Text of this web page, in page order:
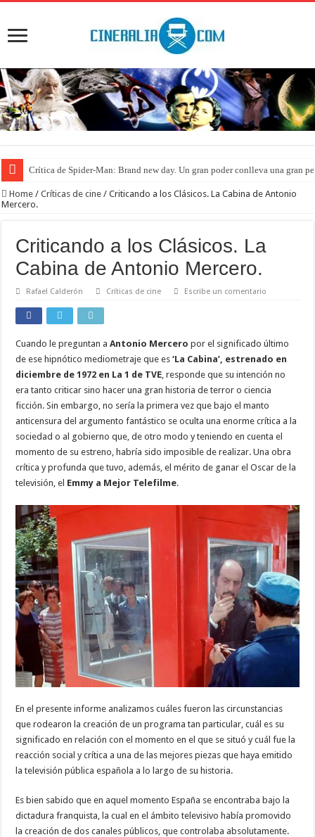
Crítica de Spider-Man: Brand new day. Un gran poder conlleva una gran
Home / Críticas de cine / Criticando a los Clásicos. La Cabina de Antonio
Mercero.
Criticando a los Clásicos. La
Cabina de Antonio Mercero.
Rafael Calderón Críticas de cine Escribe un comentario
Cuando le preguntan aAntonio Mercero por el significado último
de ese hipnótico mediometraje que es‘La Cabina’, estrenado en
diciembre de 1972 en La 1 de TVE, responde que su intención no
era tanto criticar sino hacer una gran historia de terror o ciencia
ficción. Sin embargo, no sería la primera vez que bajo el manto
anticensura del argumento fantástico se oculta una enorme crítica a la
sociedad o al gobierno que, de otro modo y teniendo en cuenta el
momento de su estreno, habría sido imposible de realizar. Una obra
crítica y profunda que tuvo, además, el mérito de ganar el Oscar de la
televisión, el Emmy a Mejor Telefilme.
En el presente informe analizamos cuáles fueron las circunstancias
que rodearon la creación de un programa tan particular, cuál es su
significado en relación con el momento en el que se situó y cuál fue la
reacción social y crítica a una de las mejores piezas que haya emitido
la televisión pública española a lo largo de su historia.
Es bien sabido que en aquel momento España se encontraba bajo la
dictadura franquista, la cual en el ámbito televisivo había promovido
la creación de dos canales públicos, que controlaba absolutamente.